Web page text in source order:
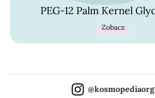
PEG-12 Palm Kernel
Zobacz
@kosmopediaorg